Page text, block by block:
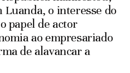
Luanda, o interesse do
papel de actor
ao empresariado
de alavancar a